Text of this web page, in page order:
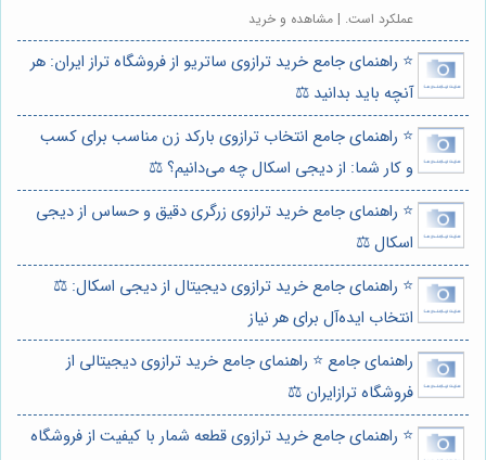
عملکرد است. | مشاهده و خرید
⭐️ راهنمای جامع خرید ترازوی ساتریو از فروشگاه تراز ایران: هر
آنچه باید بدانید ⚖️
⭐️ راهنمای جامع انتخاب ترازوی بارکد زن مناسب برای کسب
و کار شما: از دیجی اسکال چه می‌دانیم؟ ⚖️
⭐️ راهنمای جامع خرید ترازوی زرگری دقیق و حساس از دیجی
اسکال ⚖️
⭐️ راهنمای جامع خرید ترازوی دیجیتال از دیجی اسکال: ⚖️
انتخاب ایده‌آل برای هر نیاز
راهنمای جامع ⭐️ راهنمای جامع خرید ترازوی دیجیتالی از
فروشگاه ترازایران ⚖️
⭐️ راهنمای جامع خرید ترازوی قطعه شمار با کیفیت از فروشگاه